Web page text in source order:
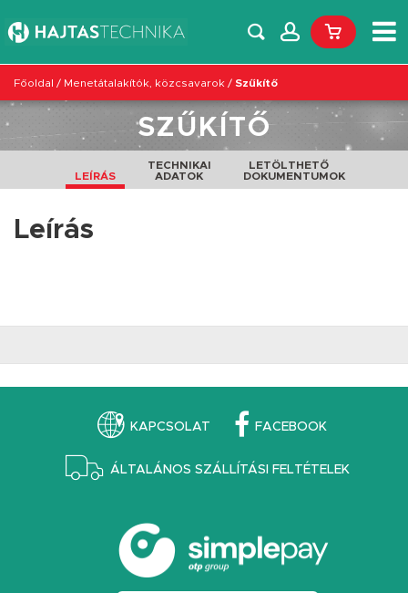
Főoldal / Menetátalakítók, közcsavarok / Szűkítő
SZŰKÍTŐ
LEÍRÁS
TECHNIKAI
ADATOK
LETÖLTHETŐ
DOKUMENTUMOK
Leírás
KAPCSOLAT FACEBOOK
ÁLTALÁNOS SZÁLLÍTÁSI FELTÉTELEK